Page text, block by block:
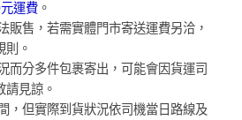
運費。
販售，若需實體門市寄送運費另洽，
則。
而分多件包裹寄出，可能會因貨運司
請見諒。
，但實際到貨狀況依司機當日路線及